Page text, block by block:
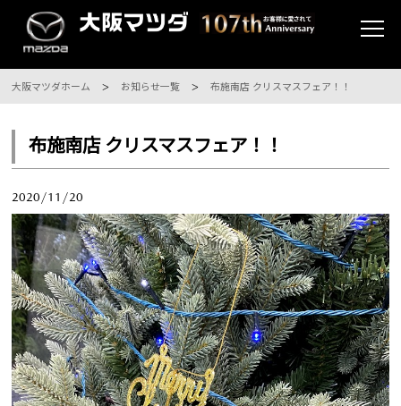
大阪マツダホーム お知らせ一覧 布施南店 クリスマスフェア！！
布施南店 クリスマスフェア！！
2020/11/20